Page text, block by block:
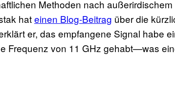
Methoden nach
hateinen Blog-Beitrag über die
er, das empfangene Signal habe
Frequenz von 11 GHz gehabt—was